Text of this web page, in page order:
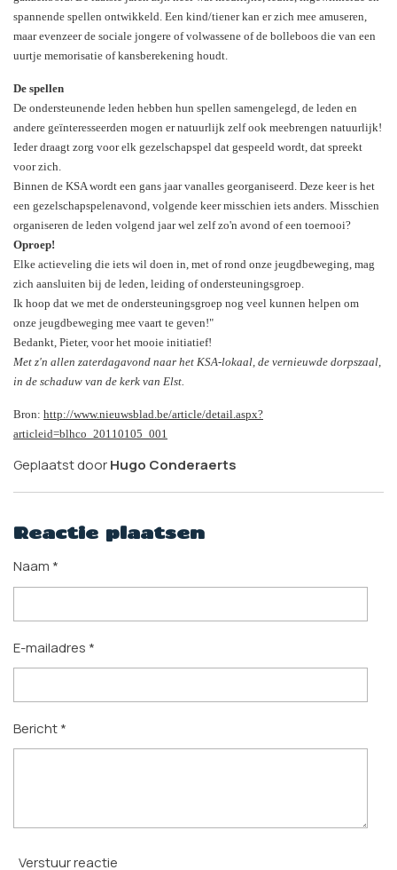
spannende spellen ontwikkeld. Een kind/tiener kan er zich mee amuseren,
maar evenzeer de sociale jongere of volwassene of de bolleboos die van een
uurtje memorisatie of kansberekening houdt.
De spellen
De ondersteunende leden hebben hun spellen samengelegd, de leden en
andere geïnteresseerden mogen er natuurlijk zelf ook meebrengen natuurlijk!
Ieder draagt zorg voor elk gezelschapspel dat gespeeld wordt, dat spreekt
voor zich.
Binnen de KSA wordt een gans jaar vanalles georganiseerd. Deze keer is het
een gezelschapspelenavond, volgende keer misschien iets anders. Misschien
organiseren de leden volgend jaar wel zelf zo'n avond of een toernooi?
Oproep!
Elke actieveling die iets wil doen in, met of rond onze jeugdbeweging, mag
zich aansluiten bij de leden, leiding of ondersteuningsgroep.
Ik hoop dat we met de ondersteuningsgroep nog veel kunnen helpen om
onze jeugdbeweging mee vaart te geven!"
Bedankt, Pieter, voor het mooie initiatief!
Met z'n allen zaterdagavond naar het KSA-lokaal, de vernieuwde dorpszaal,
in de schaduw van de kerk van Elst.
Bron: http://www.nieuwsblad.be/article/detail.aspx?
articleid=blhco_20110105_001
Geplaatst doorHugo Conderaerts
Reactie plaatsen
Naam *
E-mailadres *
Bericht *
Verstuur reactie